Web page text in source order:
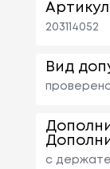
Артикул
203114052
Вид
с